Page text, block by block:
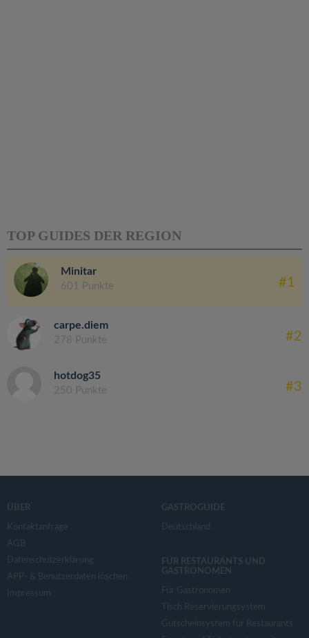
TOP GUIDES DER REGION
Minitar
601 Punkte #1
carpe.diem
278 Punkte #2
hotdog35
250 Punkte #3
ÜBER
Kontaktanfrage
AGB
Datenschutzerklärung
APP- & Benutzerdaten löschen
Impressum
GASTROGUIDE
Deutschland
FÜR RESTAURANTS UND
GASTRONOMEN
Für Gastronomen
Tisch Reservierungsystem
Gutscheinsystem für Restaurants